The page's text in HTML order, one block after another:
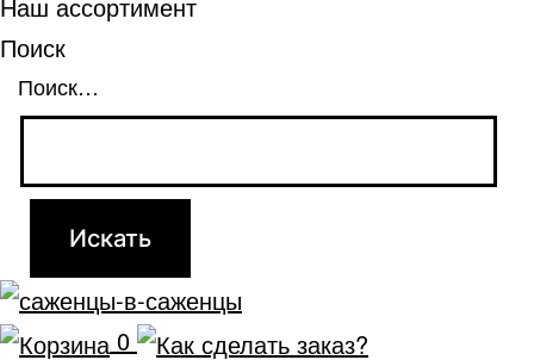
Поиск
Поиск…
0